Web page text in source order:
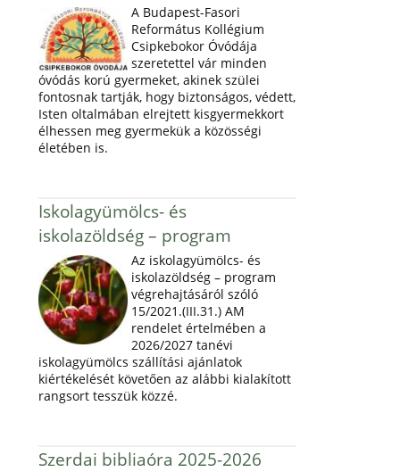
A Budapest-Fasori
Református Kollégium
Csipkebokor Óvódája
szeretettel vár minden
óvódás korú gyermeket, akinek szülei
fontosnak tartják, hogy biztonságos, védett,
Isten oltalmában elrejtett kisgyermekkort
élhessen meg gyermekük a közösségi
életében is.
Iskolagyümölcs- és
iskolazöldség – program
Az iskolagyümölcs- és
iskolazöldség – program
végrehajtásáról szóló
15/2021.(III.31.) AM
rendelet értelmében a
2026/2027 tanévi
iskolagyümölcs szállítási ajánlatok
kiértékelését követően az alábbi kialakított
rangsort tesszük közzé.
Szerdai bibliaóra 2025-2026